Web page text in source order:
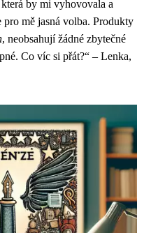
by mi vyhovovala a
mě jasná volba. Produkty
, neobsahují žádné zbytečné
Co víc si přát?“ – Lenka,